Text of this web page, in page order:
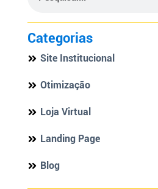
Categorias
Site Institucional
Otimização
Loja Virtual
Landing Page
Blog